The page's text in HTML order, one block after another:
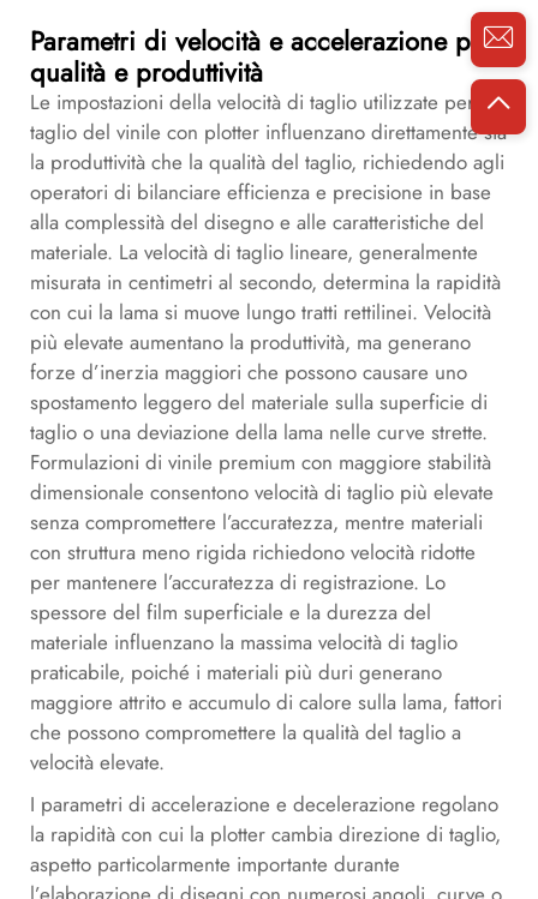
Parametri di velocità e accelerazione per
qualità e produttività
Le impostazioni della velocità di taglio utilizzate per il
taglio del vinile con plotter influenzano direttamente sia
la produttività che la qualità del taglio, richiedendo agli
operatori di bilanciare efficienza e precisione in base
alla complessità del disegno e alle caratteristiche del
materiale. La velocità di taglio lineare, generalmente
misurata in centimetri al secondo, determina la rapidità
con cui la lama si muove lungo tratti rettilinei. Velocità
più elevate aumentano la produttività, ma generano
forze d’inerzia maggiori che possono causare uno
spostamento leggero del materiale sulla superficie di
taglio o una deviazione della lama nelle curve strette.
Formulazioni di vinile premium con maggiore stabilità
dimensionale consentono velocità di taglio più elevate
senza compromettere l’accuratezza, mentre materiali
con struttura meno rigida richiedono velocità ridotte
per mantenere l’accuratezza di registrazione. Lo
spessore del film superficiale e la durezza del
materiale influenzano la massima velocità di taglio
praticabile, poiché i materiali più duri generano
maggiore attrito e accumulo di calore sulla lama, fattori
che possono compromettere la qualità del taglio a
velocità elevate.
I parametri di accelerazione e decelerazione regolano
la rapidità con cui la plotter cambia direzione di taglio,
aspetto particolarmente importante durante